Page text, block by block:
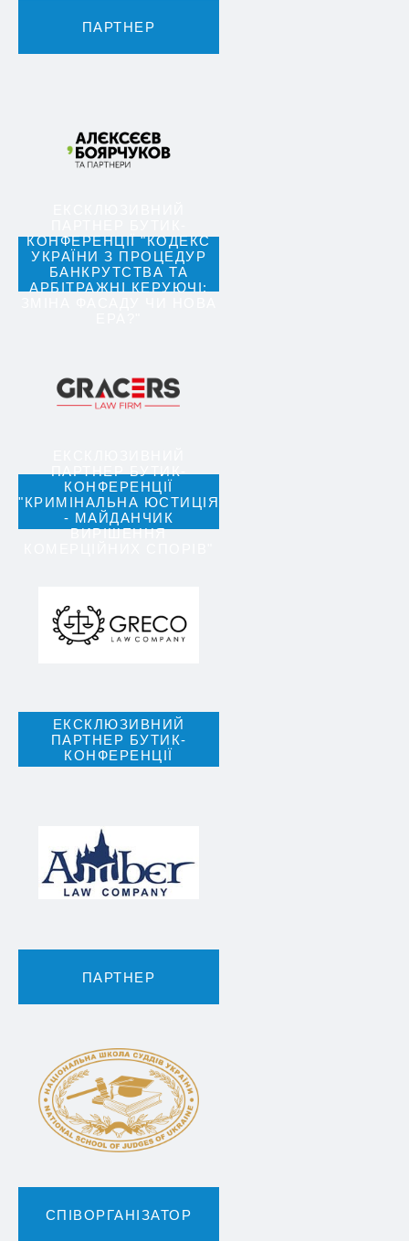
ПАРТНЕР
КОНФЕРЕНЦІЇ "КОДЕКС
УКРАЇНИ З ПРОЦЕДУР
БАНКРУТСТВА ТА
АРБІТРАЖНІ КЕРУЮЧІ:
ПАРТНЕР БУТИК-
КОНФЕРЕНЦІЇ
"КРИМІНАЛЬНА ЮСТИЦІЯ
- МАЙДАНЧИК
ВИРІШЕННЯ
ЕКСКЛЮЗИВНИЙ
ПАРТНЕР БУТИК-
КОНФЕРЕНЦІЇ
ПАРТНЕР
СПІВОРГАНІЗАТОР